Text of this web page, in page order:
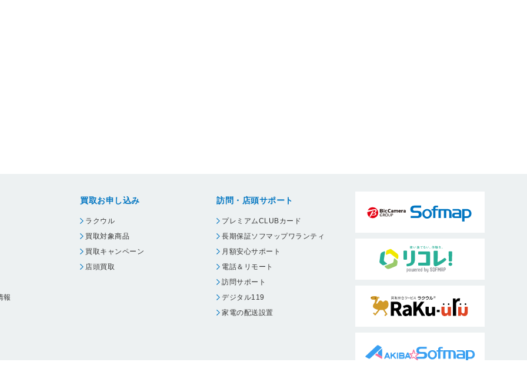
報
買取お申し込み
ラクウル
買取対象商品
買取キャンペーン
店頭買取
訪問・店頭サポート
プレミアムCLUBカード
長期保証ソフマップワランティ
月額安心サポート
電話＆リモート
訪問サポート
デジタル119
家電の配送設置